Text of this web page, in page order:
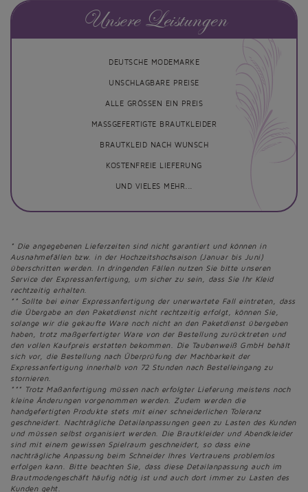
Unsere Leistungen
DEUTSCHE MODEMARKE
UNSCHLAGBARE PREISE
ALLE GRÖSSEN EIN PREIS
MASSGEFERTIGTE BRAUTKLEIDER
BRAUTKLEID NACH WUNSCH
KOSTENFREIE LIEFERUNG
UND VIELES MEHR...
* Die angegebenen Lieferzeiten sind nicht garantiert und können in
Ausnahmefällen bzw. in der Hochzeitshochsaison (Januar bis Juni)
überschritten werden. In dringenden Fällen nutzen Sie bitte unseren
Service der Expressanfertigung, um sicher zu sein, dass Sie Ihr Kleid
rechtzeitig erhalten.
** Sollte bei einer Expressanfertigung der unerwartete Fall eintreten, dass
die Übergabe an den Paketdienst nicht rechtzeitig erfolgt, können Sie,
solange wir die gekaufte Ware noch nicht an den Paketdienst übergeben
haben, trotz maßgerfertigter Ware von der Bestellung zurücktreten und
den vollen Kaufpreis erstatten bekommen. Die Taubenweiß GmbH behält
sich vor, die Bestellung nach Überprüfung der Machbarkeit der
Expressanfertigung innerhalb von 72 Stunden nach Bestelleingang zu
stornieren.
*** Trotz Maßanfertigung müssen nach erfolgter Lieferung meistens noch
kleine Änderungen vorgenommen werden. Zudem werden die
handgefertigten Produkte stets mit einer schneiderlichen Toleranz
geschneidert. Nachträgliche Detailanpassungen geen zu Lasten des Kunden
und müssen selbst organisiert werden. Die Brautkleider und Abendkleider
sind mit einem gewissen Spielraum geschneidert, so dass eine
nachträgliche Anpassung beim Schneider Ihres Vertrauens problemlos
erfolgen kann. Bitte beachten Sie, dass diese Detailanpassung auch im
Brautmodengeschäft häufig nötig ist und auch dort immer zu Lasten des
Kunden geht.